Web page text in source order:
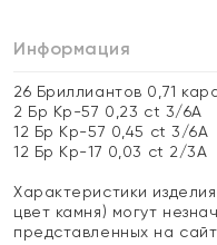
Информация
26 Бриллиантов 0,71
2 Бр Кр-57 0,23 ct 3/6А
12 Бр Кр-57 0,45 ct 3/6А
12 Бр Кр-17 0,03 ct 2/3А
Характеристики
цвет камня) могут
представленных на